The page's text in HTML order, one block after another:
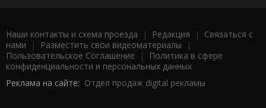
Наши контакты и схема проезда | Редакция | Связаться с
нами | Разместить свои видеоматериалы |
Пользовательское Соглашение |
Политика в сфере
конфиденциальности и персональных данных
Реклама на сайте: Отдел продаж digital рекламы